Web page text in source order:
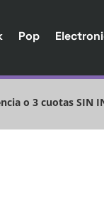
Pop
o 3 cuotas SIN